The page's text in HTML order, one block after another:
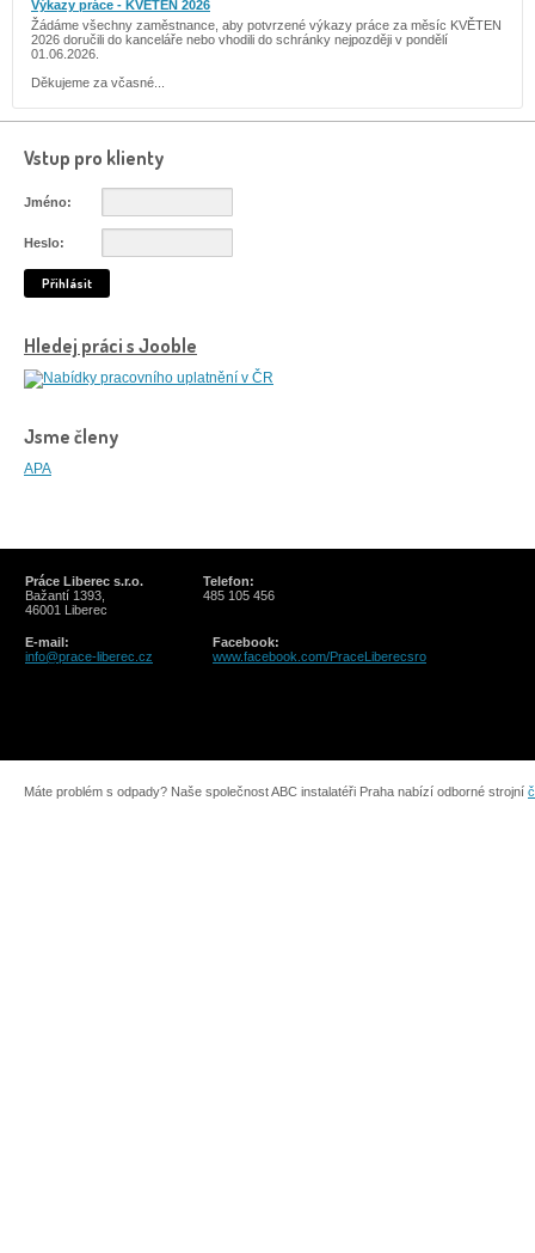
Výkazy práce - KVĚTEN 2026
Žádáme všechny zaměstnance, aby potvrzené výkazy práce za měsíc KVĚTEN
2026 doručili do kanceláře nebo vhodili do schránky nejpozději v pondělí
01.06.2026.
Děkujeme za včasné...
Vstup pro klienty
Jméno:
Heslo:
Přihlásit
Hledej práci s Jooble
Jsme členy
APA
Práce Liberec s.r.o.
Bažantí 1393,
46001 Liberec
Telefon:
485 105 456
E-mail:
info@prace-liberec.cz
Facebook:
www.facebook.com/PraceLiberecsro
Máte problém s odpady? Naše společnost ABC instalatéři Praha nabízí odborné strojní